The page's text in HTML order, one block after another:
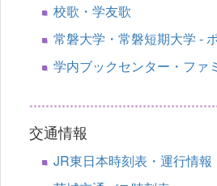
校歌・学友歌
常磐大学・常磐短期大学 -
学内ブックセンター・ファ
交通情報
JR東日本時刻表・運行情報